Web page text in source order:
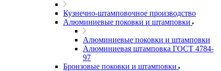
Кузнечно-штамповочное производство
Алюминиевые поковки и штамповки
Алюминиевые поковки и штамповки
Алюминиевая штамповка ГОСТ 4784-
97
Бронзовые поковки и штамповки